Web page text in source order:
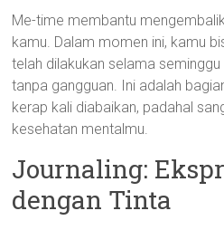
Me-time membantu
kamu. Dalam momen ini, kamu
telah dilakukan selama
tanpa gangguan. Ini adalah
kerap kali diabaikan, padahal
kesehatan mentalmu.
Journaling:
dengan Tinta